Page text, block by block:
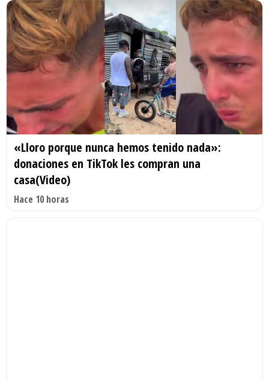
«Lloro porque nunca hemos tenido nada»:
donaciones en TikTok les compran una
casa(Video)
Hace 10 horas